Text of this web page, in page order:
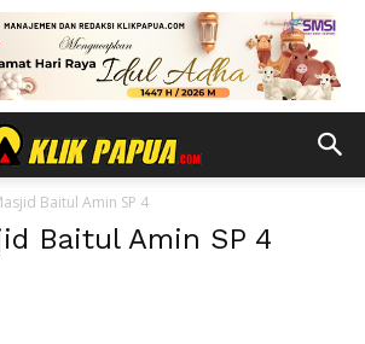
Baitul Amin SP 4
Baitul Amin SP 4